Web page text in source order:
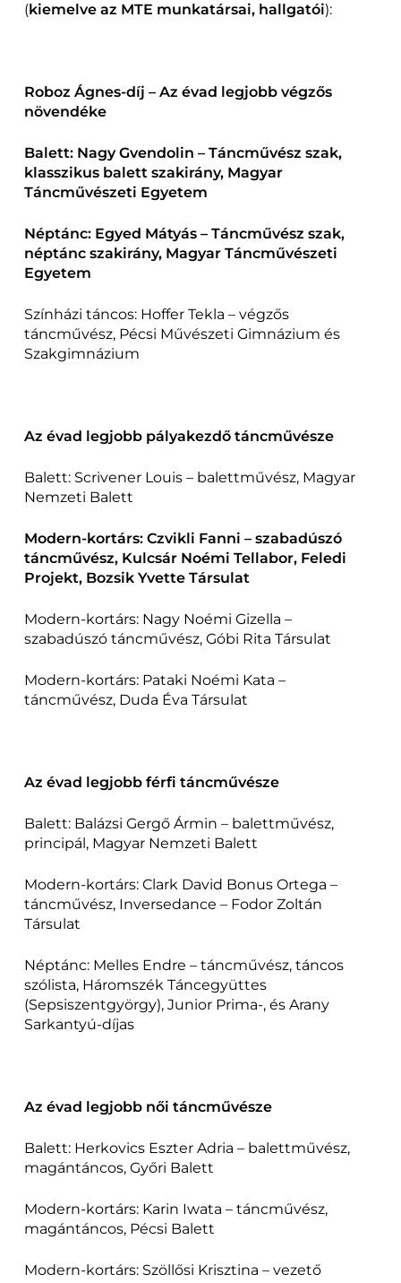
(kiemelve az MTE munkatársai, hallgatói):
Roboz Ágnes-díj – Az évad legjobb végzős
növendéke
Balett: Nagy Gvendolin – Táncművész szak,
klasszikus balett szakirány, Magyar
Táncművészeti Egyetem
Néptánc: Egyed Mátyás – Táncművész szak,
néptánc szakirány, Magyar Táncművészeti
Egyetem
Színházi táncos: Hoffer Tekla – végzős
táncművész, Pécsi Művészeti Gimnázium és
Szakgimnázium
Az évad legjobb pályakezdő táncművésze
Balett: Scrivener Louis – balettművész, Magyar
Nemzeti Balett
Modern-kortárs: Czvikli Fanni – szabadúszó
táncművész, Kulcsár Noémi Tellabor, Feledi
Projekt, Bozsik Yvette Társulat
Modern-kortárs: Nagy Noémi Gizella –
szabadúszó táncművész, Góbi Rita Társulat
Modern-kortárs: Pataki Noémi Kata –
táncművész, Duda Éva Társulat
Az évad legjobb férfi táncművésze
Balett: Balázsi Gergő Ármin – balettművész,
principál, Magyar Nemzeti Balett
Modern-kortárs: Clark David Bonus Ortega –
táncművész, Inversedance – Fodor Zoltán
Társulat
Néptánc: Melles Endre – táncművész, táncos
szólista, Háromszék Táncegyüttes
(Sepsiszentgyörgy), Junior Prima-, és Arany
Sarkantyú-díjas
Az évad legjobb női táncművésze
Balett: Herkovics Eszter Adria – balettművész,
magántáncos, Győri Balett
Modern-kortárs: Karin Iwata – táncművész,
magántáncos, Pécsi Balett
Modern-kortárs: Szöllősi Krisztina – vezető